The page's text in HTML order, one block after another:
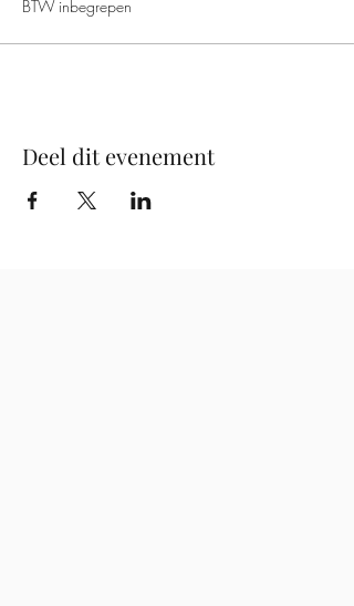
BTW inbegrepen
Deel dit evenement